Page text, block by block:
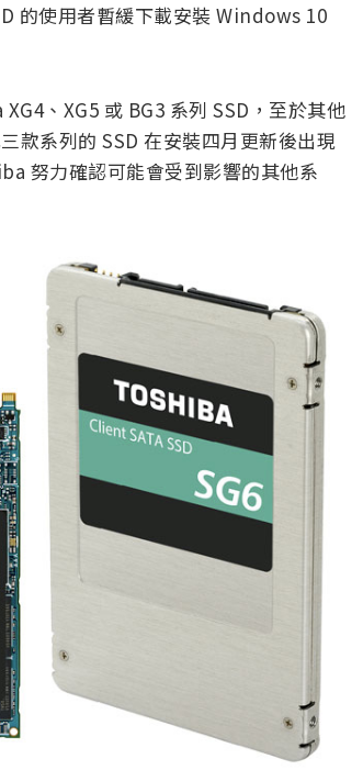
的使用者暫緩下載安裝 Windows 10
、XG5 或 BG3 系列 SSD，至於其他
款系列的 SSD 在安裝四月更新後出現
努力確認可能會受到影響的其他系